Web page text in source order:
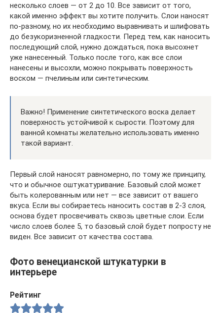
несколько слоев — от 2 до 10. Все зависит от того,
какой именно эффект вы хотите получить. Слои наносят
по-разному, но их необходимо выравнивать и шлифовать
до безукоризненной гладкости. Перед тем, как наносить
последующий слой, нужно дождаться, пока высохнет
уже нанесенный. Только после того, как все слои
нанесены и высохли, можно покрывать поверхность
воском — пчелиным или синтетическим.
Важно! Применение синтетического воска делает
поверхность устойчивой к сырости. Поэтому для
ванной комнаты желательно использовать именно
такой вариант.
Первый слой наносят равномерно, по тому же принципу,
что и обычное оштукатуривание. Базовый слой может
быть колерованным или нет — все зависит от вашего
вкуса. Если вы собираетесь наносить состав в 2-3 слоя,
основа будет просвечивать сквозь цветные слои. Если
число слоев более 5, то базовый слой будет попросту не
виден. Все зависит от качества состава.
Фото венецианской штукатурки в
интерьере
Рейтинг